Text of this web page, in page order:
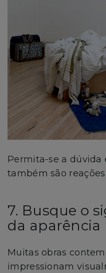
Permita-se a dúvida
também são
7. Busque o
da aparência
Muitas obras
impressionam